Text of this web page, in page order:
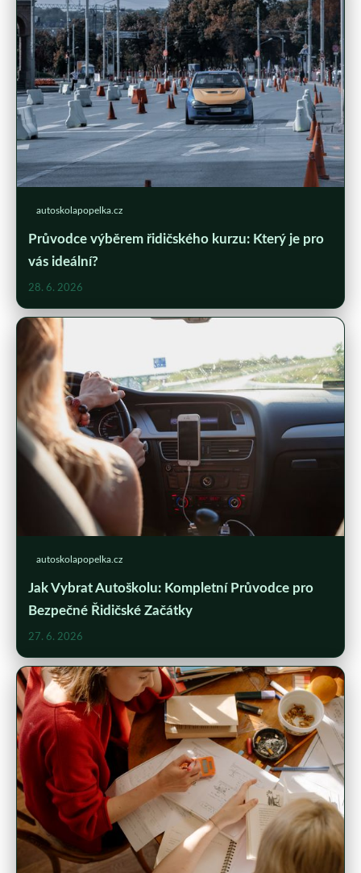
autoskolapopelka.cz
Průvodce výběrem řidičského kurzu: Který je pro
vás ideální?
28. 6. 2026
autoskolapopelka.cz
Jak Vybrat Autoškolu: Kompletní Průvodce pro
Bezpečné Řidičské Začátky
27. 6. 2026